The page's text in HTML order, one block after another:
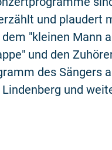
und plaudert
"kleinen Mann
und den
des Sängers
und